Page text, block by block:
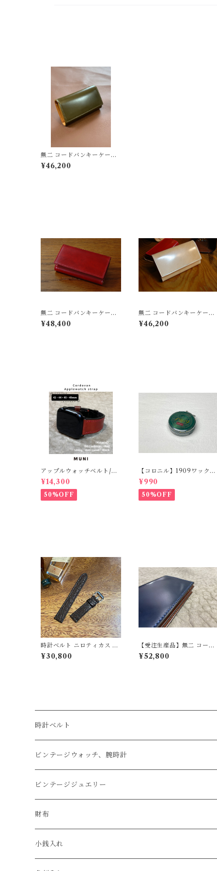
無二 コードバンキーケー
ス オイルコードバン・オ
リーブ×ベージュ
¥46,200
無二 コードバンキーケー
ス オイルコードバン・レ
ッド×ベージュ（カスタム）
¥48,400
無二 コードバンキーケー
ス オイルコードバン・ナ
チュラル×ベージュ
¥46,200
アップルウォッチベルト/オ
イルコードバン・レッド・
フラット（For 42/44/45/4
9mm）時計バンド
¥14,300
50%OFF
【コロニル】1909ワックス
ポリッシュ バーガンディ
（革靴用）
¥990
50%OFF
時計ベルト ニロティカス ダ
ークブラウン（マット）丸
腑 18mm-16mm 【スタン
¥30,800
【受注生産品】無二 コード
バン名刺入れ オイルコー
ドバン・ネイビー×ブラウ
¥52,800
時計ベルト
アップルウォッチベルト
コードバン
クロコダイル
エコレザー
ビンテージウォッチ、腕時計
オメガ / OMEGA
ユリスナルダン / ULYSSE NARDIN
セイコー / SEIKO
ビンテージジュエリー
カルティエ / Cartier
財布
コンパクト
小銭入れ